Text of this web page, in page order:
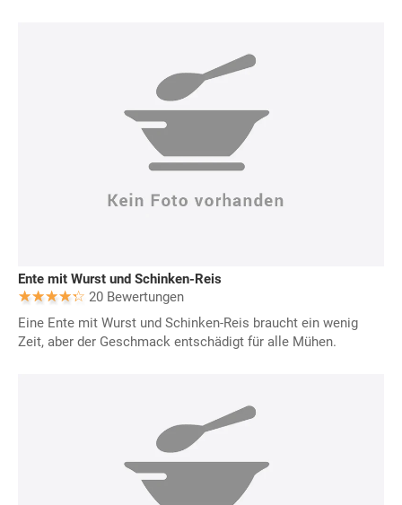
Ente mit Wurst und Schinken-Reis
20 Bewertungen
Eine Ente mit Wurst und Schinken-Reis braucht ein wenig
Zeit, aber der Geschmack entschädigt für alle Mühen.